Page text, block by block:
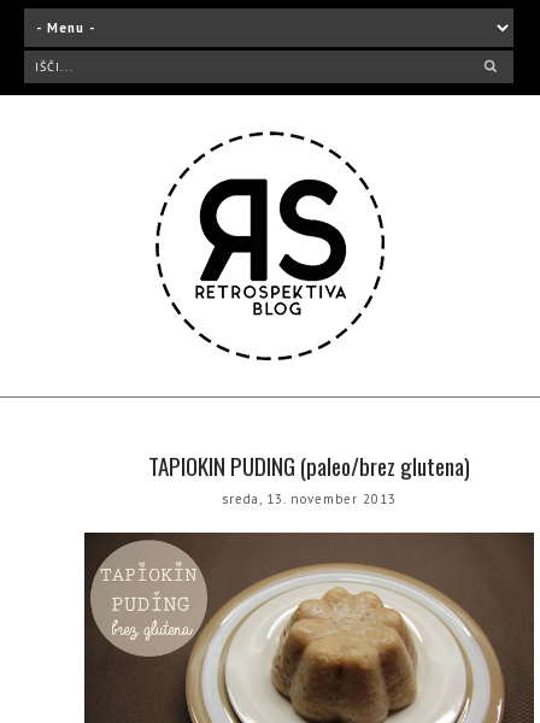
TAPIOKIN PUDING (paleo/brez glutena)
sreda, 13. november 2013